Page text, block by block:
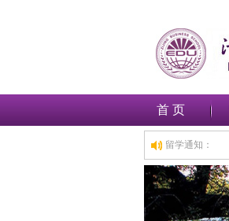
首 页
留学通知：